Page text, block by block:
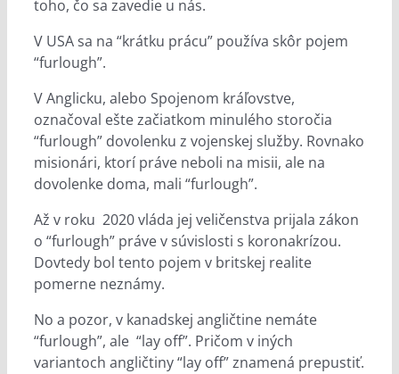
toho, čo sa zavedie u nás.
V USA sa na “krátku prácu” používa skôr pojem
“furlough”.
V Anglicku, alebo Spojenom kráľovstve,
označoval ešte začiatkom minulého storočia
“furlough” dovolenku z vojenskej služby. Rovnako
misionári, ktorí práve neboli na misii, ale na
dovolenke doma, mali “furlough”.
Až v roku 2020 vláda jej veličenstva prijala zákon
o “furlough” práve v súvislosti s koronakrízou.
Dovtedy bol tento pojem v britskej realite
pomerne neznámy.
No a pozor, v kanadskej angličtine nemáte
“furlough”, ale “lay off”. Pričom v iných
variantoch angličtiny “lay off” znamená prepustiť.